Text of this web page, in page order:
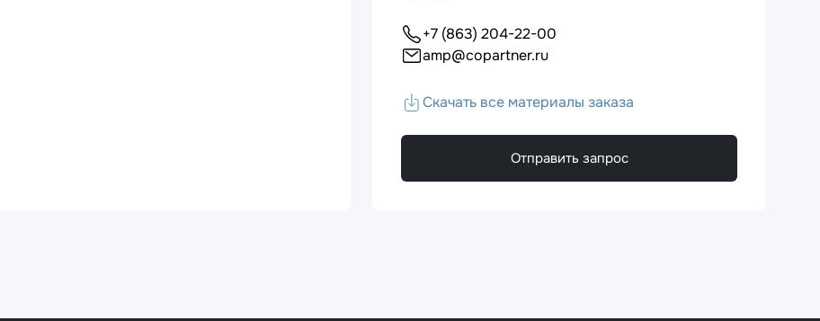
+7 (863) 204-22-00
amp@copartner.ru
Скачать все материалы заказа
Отправить запрос